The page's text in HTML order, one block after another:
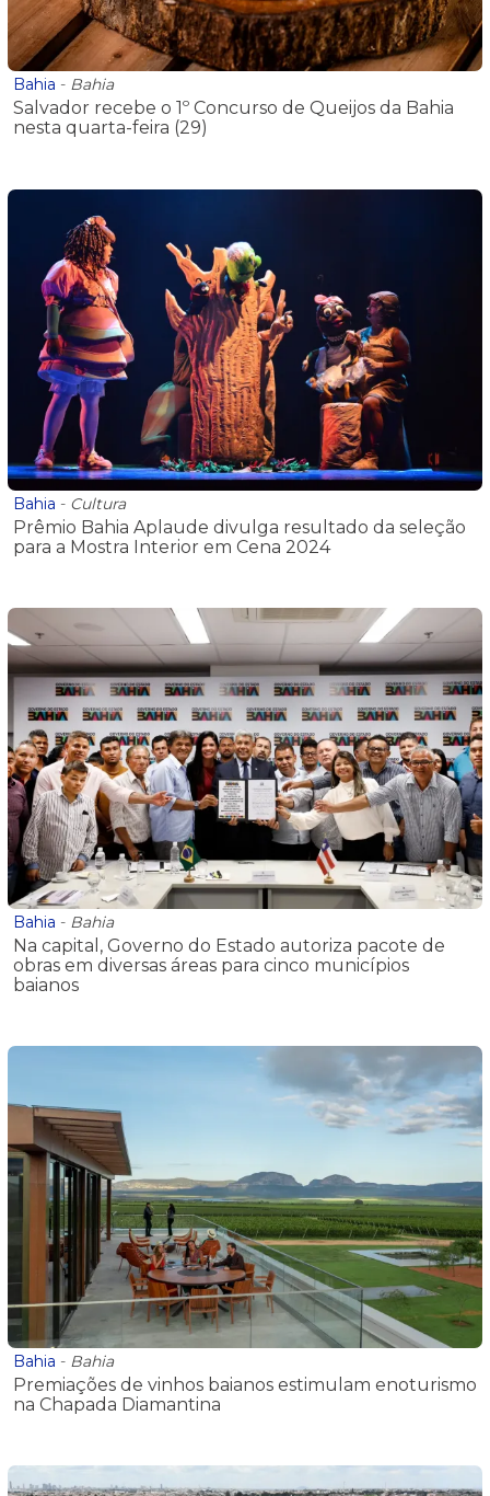
Bahia - Bahia
Salvador recebe o 1º Concurso de Queijos da Bahia
nesta quarta-feira (29)
Bahia - Cultura
Prêmio Bahia Aplaude divulga resultado da seleção
para a Mostra Interior em Cena 2024
Bahia - Bahia
Na capital, Governo do Estado autoriza pacote de
obras em diversas áreas para cinco municípios
baianos
Bahia - Bahia
Premiações de vinhos baianos estimulam enoturismo
na Chapada Diamantina